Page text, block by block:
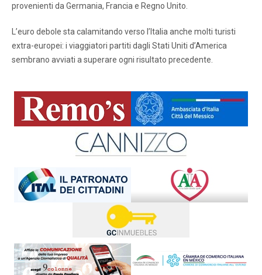
provenienti da Germania, Francia e Regno Unito.
L’euro debole sta calamitando verso l’Italia anche molti turisti
extra-europei: i viaggiatori partiti dagli Stati Uniti d’America
sembrano avviati a superare ogni risultato precedente.